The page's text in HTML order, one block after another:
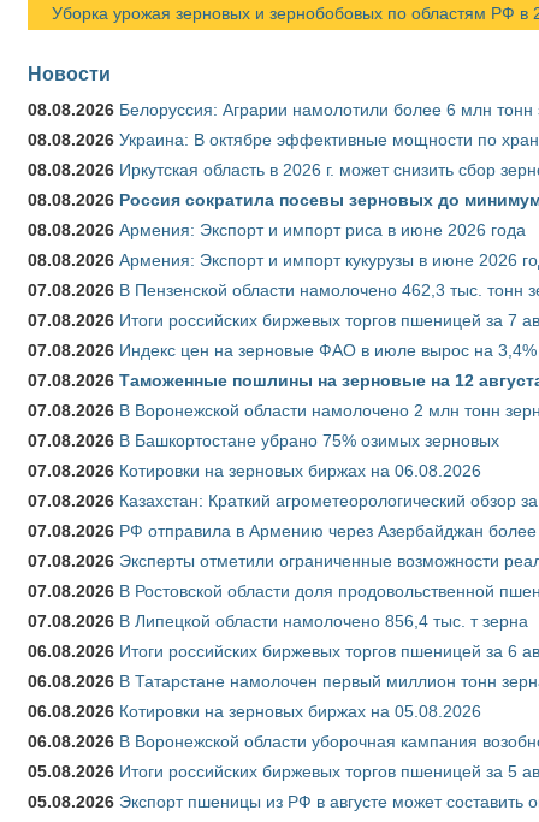
Уборка урожая зерновых и зернобобовых по областям РФ в
Новости
08.08.2026 Белоруссия: Аграрии намолотили более 6 млн тонн
08.08.2026 Украина: В октябре эффективные мощности по
08.08.2026 Иркутская область в 2026 г. может снизить сбор
08.08.2026 Россия сократила посевы зерновых до
08.08.2026 Армения: Экспорт и импорт риса в июне 2026 года
08.08.2026 Армения: Экспорт и импорт кукурузы в июне 2026
07.08.2026 В Пензенской области намолочено 462,3 тыс. тонн
07.08.2026 Итоги российских биржевых торгов пшеницей за 7
07.08.2026 Индекс цен на зерновые ФАО в июле вырос на 3,4%
07.08.2026 Таможенные пошлины на зерновые на 12
07.08.2026 В Воронежской области намолочено 2 млн тонн
07.08.2026 В Башкортостане убрано 75% озимых зерновых
07.08.2026 Котировки на зерновых биржах на 06.08.2026
07.08.2026 Казахстан: Краткий агрометеорологический обзор
07.08.2026 РФ отправила в Армению через Азербайджан более
07.08.2026 Эксперты отметили ограниченные возможности
07.08.2026 В Ростовской области доля продовольственной
07.08.2026 В Липецкой области намолочено 856,4 тыс. т зерна
06.08.2026 Итоги российских биржевых торгов пшеницей за 6
06.08.2026 В Татарстане намолочен первый миллион тонн
06.08.2026 Котировки на зерновых биржах на 05.08.2026
06.08.2026 В Воронежской области уборочная кампания
05.08.2026 Итоги российских биржевых торгов пшеницей за 5
05.08.2026 Экспорт пшеницы из РФ в августе может составить